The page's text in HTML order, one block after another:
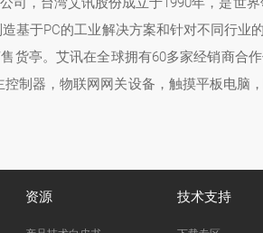
基于PC的工业解决方案和针对不同行业
货亭。艾讯在全球拥有60多家经销商合
制器，物联网网关设备，触摸平板电脑
资源 技术支持